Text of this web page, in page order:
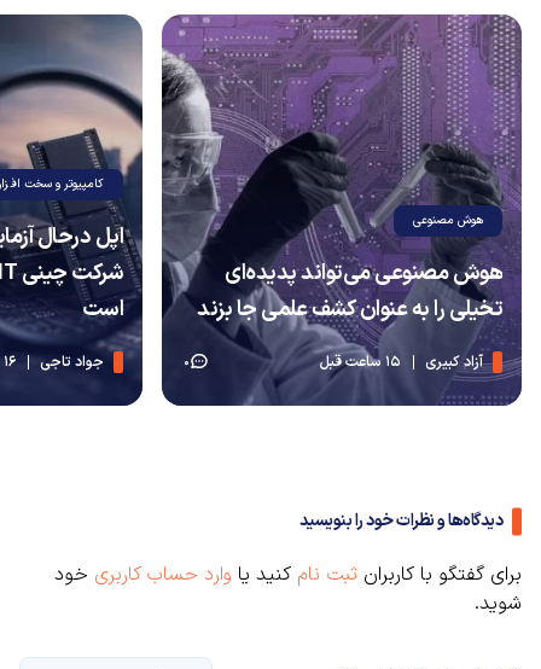
هوش مصنوعی
هوش مصنوعی می‌تواند پدیده‌ای
تخیلی را به عنوان کشف علمی جا بزند
آزاد کبیری 15 ساعت قبل 0
کامپیوتر و سخت
اپل درحال
است
جواد تاجی 16 ساعت قبل
دیدگاه‌ها و نظرات خود را بنویسید
برای گفتگو با کاربران ثبت نام کنید یا وارد حساب کاربری خود
شوید.